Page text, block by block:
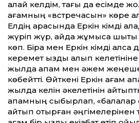
қалай келдім, тағы да есімде
ағамның «встречасын» көре
Елдің арасында Еркін кімді
жүріп жүр, қайда жұмысқа
көп. Бірақ мен Еркін кімді алса
керемет қызды алып
жылда апам мен әжем
көбейтті. Өйткені Еркін ағам
жылда келін әкелетінін
апамның сыбырлап, «балалар
айтып отырған әңгімелерінен